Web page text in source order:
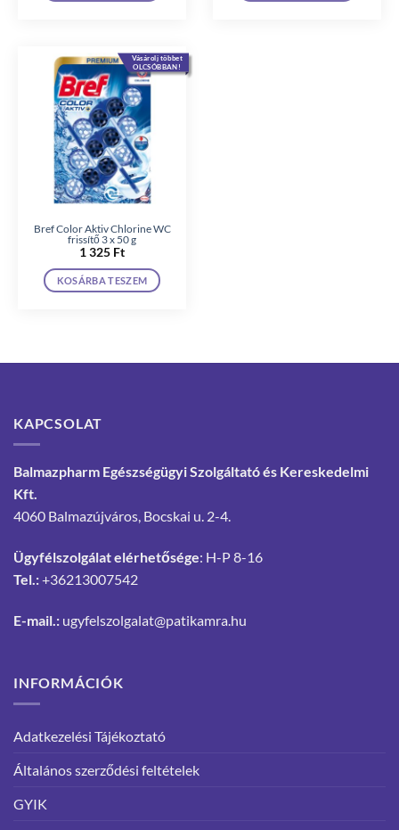
Vásárolj többet
OLCSÓBBAN!
Bref Color Aktiv Chlorine WC
frissítő 3 x 50 g
1 325 Ft
KOSÁRBA TESZEM
KAPCSOLAT
Balmazpharm Egészségügyi Szolgáltató és Kereskedelmi
Kft.
4060 Balmazújváros, Bocskai u. 2-4.
Ügyfélszolgálat elérhetősége: H-P 8-16
Tel.:+36213007542
E-mail.: ugyfelszolgalat@patikamra.hu
INFORMÁCIÓK
Adatkezelési Tájékoztató
Általános szerződési feltételek
GYIK